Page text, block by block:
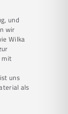
und
wir
Wilka
mit
uns
als